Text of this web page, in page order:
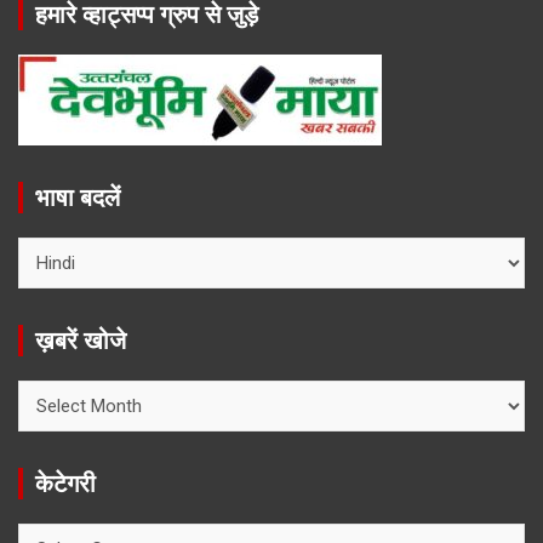
हमारे व्हाट्सप्प ग्रुप से जुड़े
भाषा बदलें
ख़बरें खोजे
खोजे
केटेगरी